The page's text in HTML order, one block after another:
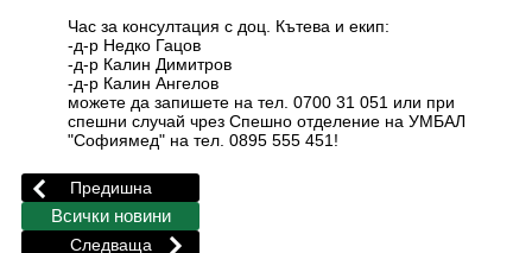
Час за консултация с доц. Кътева и екип:
-д-р Недко Гацов
-д-р Калин Димитров
-д-р Калин Ангелов
можете да запишете на тел. 0700 31 051 или при
спешни случай чрез Спешно отделение на УМБАЛ
"Софиямед" на тел. 0895 555 451!